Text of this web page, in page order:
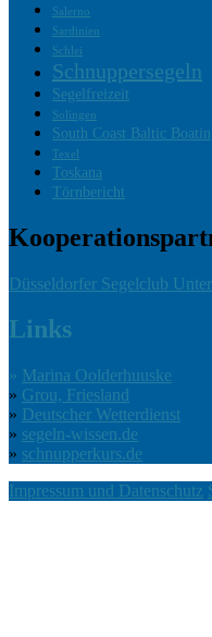
Salerno
Sardinien
Schlei
Schnuppersegeln
Segelfreizeit
Solingen
South Coast Baltic
Texel
Toskana
Törnbericht
Düsseldorfer Segelclub
Links
» Marina Oolderhuuske
» Grou, Friesland
» Deutscher Wetterdienst
» segeln-wissen.de
» schnupperkurs.de
Impressum und Datenschutz